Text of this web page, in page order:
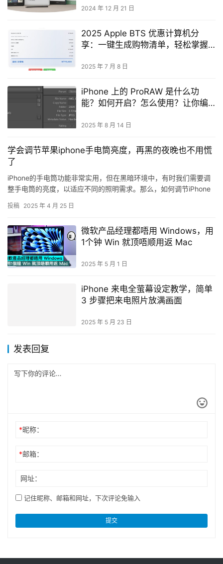
2024 年 12 月 21 日
2025 Apple BTS 优惠计算机分
享：一键生成购物清单，轻松掌握
2025 年 7 月 8 日
iPhone 上的 ProRAW 是什么功
能？如何开启？怎么使用？让你编
2025 年 8 月 14 日
学会调节苹果iphone手电筒亮度，再黑的夜晚也不用慌
了
iPhone的手电筒功能非常实用，但在黑暗环境中，有时我们需要调
整手电筒的亮度，以适应不同的照明需求。那么，如何调节iPhone
投稿 2025 年 4 月 25 日
微软产品经理都唔用 Windows，用
1个钟 Win 就顶唔顺用返 Mac
2025 年 5 月 1 日
iPhone 来电全萤幕设定教学，简单
3 步骤把来电照片放满画面
2025 年 5 月 23 日
发表回复
*昵称：
*邮箱：
网址：
记住昵称、邮箱和网址，下次评论免输入
提交